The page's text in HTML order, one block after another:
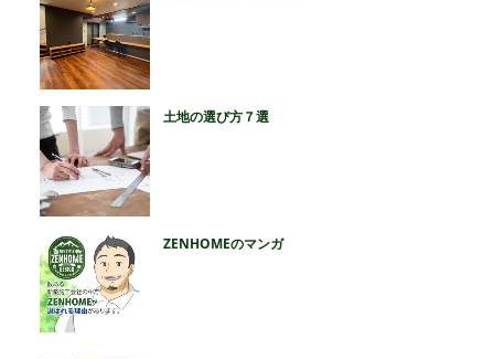
土地の選び方７選
ZENHOMEのマンガ